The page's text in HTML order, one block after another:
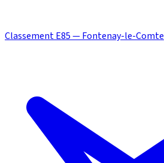
Classement E85 — Fontenay-le-Comte